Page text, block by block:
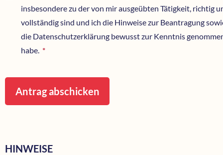
insbesondere zu der von mir ausgeübten Tätigkeit, richtig
vollständig sind und ich die Hinweise zur Beantragung
die Datenschutzerklärung bewusst zur Kenntnis
habe. *
Antrag abschicken
HINWEISE